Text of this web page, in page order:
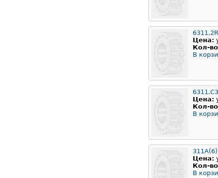
Цена:
Кол-
В
Цена:
Кол-
В
311А(6)
Цена:
Кол-
В